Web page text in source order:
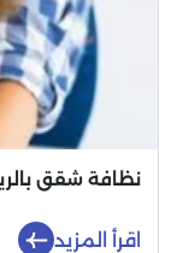
نظافة شقق
اقرأ المزيد